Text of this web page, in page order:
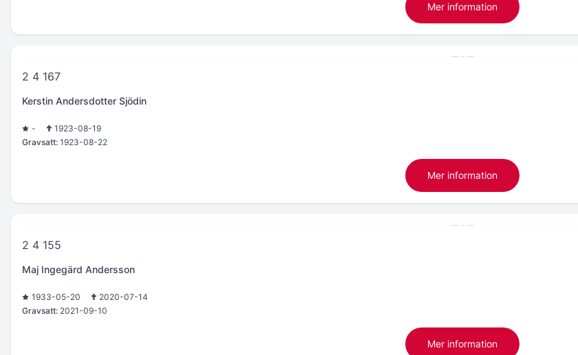
Mer information
2 4 167
Kerstin Andersdotter Sjödin
-
1923-08-19
Gravsatt: 1923-08-22
Mer information
2 4 155
Maj Ingegärd Andersson
1933-05-20
2020-07-14
Gravsatt: 2021-09-10
Mer information